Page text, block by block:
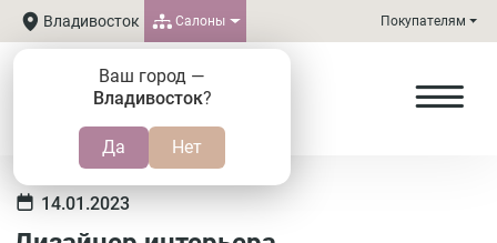
Владивосток
Ваш город —
Владивосток?
Салоны Покупателям
14.01.2023